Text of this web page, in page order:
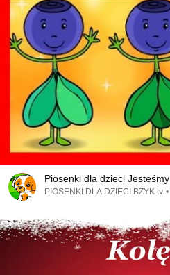
Piosenki dla dzieci
PIOSENKI DLA DZIECI BZYK tv •